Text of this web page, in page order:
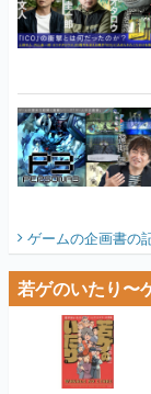
ゲームの企画書の
若ゲのいたり〜